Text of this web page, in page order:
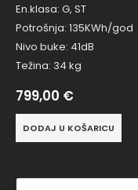
En.klasa: G, ST
Potrošnja: 135KWh/god
Nivo buke: 41dB
Težina: 34 kg
799,00 €
DODAJ U KOŠARICU